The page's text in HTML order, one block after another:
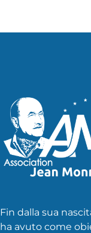
Fin dalla sua
ha avuto come